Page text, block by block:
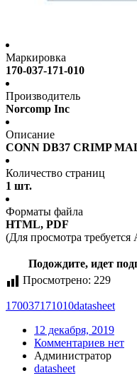
Маркировка
170-037-171-010
Производитель
Norcomp Inc
Описание
CONN DB37 CRIMP
Количество страниц
1 шт.
Форматы файла
HTML, PDF
(Для просмотра требуется
Подождите, идет
Просмотрено: 229
170037171010datasheet
12 декабря, 2019
Комментариев нет
Администратор
datasheet